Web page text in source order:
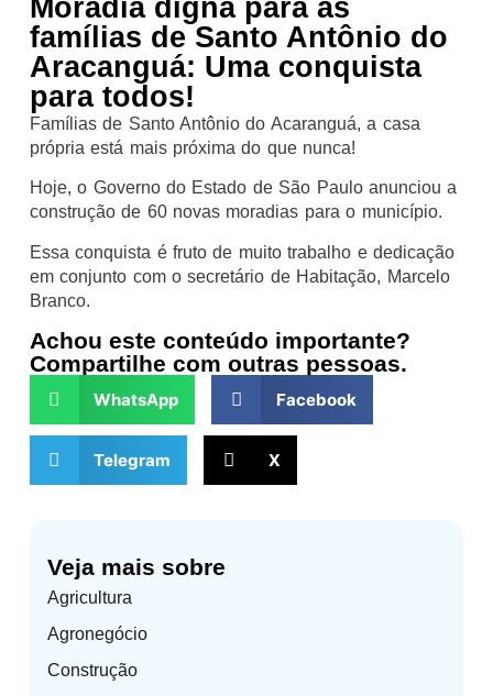
Veja mais sobre
Agricultura
Agronegócio
Construção
Moradia digna para as
famílias de Santo Antônio do
Aracanguá: Uma conquista
para todos!
Famílias de Santo Antônio do Acaranguá, a casa
própria está mais próxima do que nunca!
Hoje, o Governo do Estado de São Paulo anunciou a
construção de 60 novas moradias para o município.
Essa conquista é fruto de muito trabalho e dedicação
em conjunto com o secretário de Habitação, Marcelo
Branco.
Achou este conteúdo importante?
Compartilhe com outras pessoas.
WhatsApp Facebook
Telegram X